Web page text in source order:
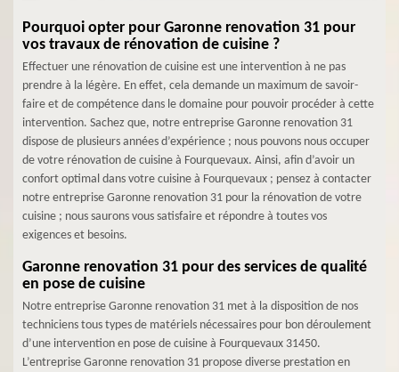
Pourquoi opter pour Garonne renovation 31 pour
vos travaux de rénovation de cuisine ?
Effectuer une rénovation de cuisine est une intervention à ne pas
prendre à la légère. En effet, cela demande un maximum de savoir-
faire et de compétence dans le domaine pour pouvoir procéder à cette
intervention. Sachez que, notre entreprise Garonne renovation 31
dispose de plusieurs années d’expérience ; nous pouvons nous occuper
de votre rénovation de cuisine à Fourquevaux. Ainsi, afin d’avoir un
confort optimal dans votre cuisine à Fourquevaux ; pensez à contacter
notre entreprise Garonne renovation 31 pour la rénovation de votre
cuisine ; nous saurons vous satisfaire et répondre à toutes vos
exigences et besoins.
Garonne renovation 31 pour des services de qualité
en pose de cuisine
Notre entreprise Garonne renovation 31 met à la disposition de nos
techniciens tous types de matériels nécessaires pour bon déroulement
d’une intervention en pose de cuisine à Fourquevaux 31450.
L’entreprise Garonne renovation 31 propose diverse prestation en